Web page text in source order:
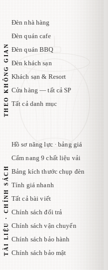
THEO KHÔNG GIAN
Đèn nhà hàng
Đèn quán cafe
Đèn quán BBQ
Đèn khách sạn
Khách sạn & Resort
Cửa hàng — tất cả SP
Tất cả danh mục
TÀI LIỆU · CHÍNH SÁCH
Hồ sơ năng lực · bảng giá
Cẩm nang 9 chất liệu vải
Bảng kích thước chụp đèn
Tính giá nhanh
Tất cả bài viết
Chính sách đổi trả
Chính sách vận chuyển
Chính sách bảo hành
Chính sách bảo mật